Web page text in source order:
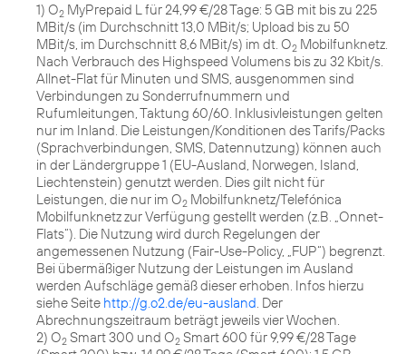
1) O2 MyPrepaid L für 24,99 €/28 Tage: 5 GB mit bis zu 225
MBit/s (im Durchschnitt 13,0 MBit/s; Upload bis zu 50
MBit/s, im Durchschnitt 8,6 MBit/s) im dt. O2 Mobilfunknetz.
Nach Verbrauch des Highspeed Volumens bis zu 32 Kbit/s.
Allnet-Flat für Minuten und SMS, ausgenommen sind
Verbindungen zu Sonderrufnummern und
Rufumleitungen, Taktung 60/60. Inklusivleistungen gelten
nur im Inland. Die Leistungen/Konditionen des Tarifs/Packs
(Sprachverbindungen, SMS, Datennutzung) können auch
in der Ländergruppe 1 (EU-Ausland, Norwegen, Island,
Liechtenstein) genutzt werden. Dies gilt nicht für
Leistungen, die nur im O2 Mobilfunknetz/Telefónica
Mobilfunknetz zur Verfügung gestellt werden (z.B. „Onnet-
Flats“). Die Nutzung wird durch Regelungen der
angemessenen Nutzung (Fair-Use-Policy, „FUP“) begrenzt.
Bei übermäßiger Nutzung der Leistungen im Ausland
werden Aufschläge gemäß dieser erhoben. Infos hierzu
siehe Seite http://g.o2.de/eu-ausland. Der
Abrechnungszeitraum beträgt jeweils vier Wochen.
2) O2 Smart 300 und O2 Smart 600 für 9,99 €/28 Tage